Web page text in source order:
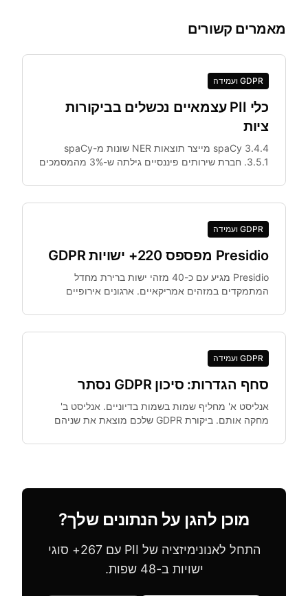
מאמרים קשורים
GDPR ועמידה
כלי PII עצמאיים נכשלים בביקורות
ציות
spaCy 3.4.4 מייצר תוצאות NER שונות מ-spaCy
3.5.1. חברת שירותים פיננסיים גילתה ש-3% מהמסמכים
GDPR ועמידה
Presidio מפספס 220+ ישויות GDPR
Presidio מגיע עם כ-40 מזהי ישות ברירת מחדל
המתמקדים במזהים אמריקאיים. ארגונים אירופיים
GDPR ועמידה
סחף הגדרות: סיכון GDPR נסתר
אנליסט א' מחליף שמות בשמות בדיוניים. אנליסט ב'
מחקה אותם. ביקורת GDPR שלכם מוצאת את שניהם
נופלים אליו.
מוכן להגן על הנתונים שלך?
התחל לאנונימיזציה של PII עם 267+ סוגי
ישויות ב-48 שפות.